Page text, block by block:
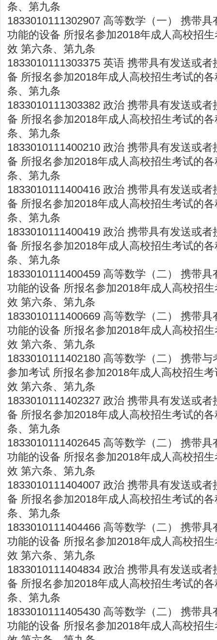
条、第九条
1833010111302907 高等数学（一） 携带
功能的设备 所报名参加2018年成人高校招
效 第六条、第九条
1833010111303375 英语 携带具有发送或
备 所报名参加2018年成人高校招生考试的
条、第九条
1833010111303382 政治 携带具有发送或
备 所报名参加2018年成人高校招生考试的
条、第九条
1833010111400210 政治 携带具有发送或
备 所报名参加2018年成人高校招生考试的
条、第九条
1833010111400416 政治 携带具有发送或
备 所报名参加2018年成人高校招生考试的
条、第九条
1833010111400419 政治 携带具有发送或
备 所报名参加2018年成人高校招生考试的
条、第九条
1833010111400459 高等数学（二） 携带
功能的设备 所报名参加2018年成人高校招
效 第六条、第九条
1833010111400669 高等数学（二） 携带
功能的设备 所报名参加2018年成人高校招
效 第六条、第九条
1833010111402180 高等数学（二） 携带
参加考试 所报名参加2018年成人高校招生
效 第六条、第九条
1833010111402327 政治 携带具有发送或
备 所报名参加2018年成人高校招生考试的
条、第九条
1833010111402645 高等数学（二） 携带
功能的设备 所报名参加2018年成人高校招
效 第六条、第九条
1833010111404007 政治 携带具有发送或
备 所报名参加2018年成人高校招生考试的
条、第九条
1833010111404466 高等数学（二） 携带
功能的设备 所报名参加2018年成人高校招
效 第六条、第九条
1833010111404834 政治 携带具有发送或
备 所报名参加2018年成人高校招生考试的
条、第九条
1833010111405430 高等数学（二） 携带
功能的设备 所报名参加2018年成人高校招